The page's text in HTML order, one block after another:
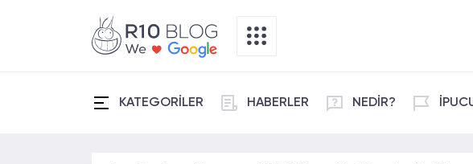
KATEGORİLER HABERLER NEDİR?